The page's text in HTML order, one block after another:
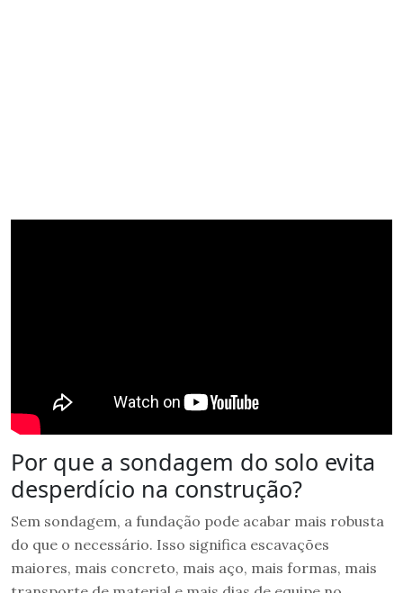
Por que a sondagem do solo evita
desperdício na construção?
Sem sondagem, a fundação pode acabar mais robusta
do que o necessário. Isso significa escavações
maiores, mais concreto, mais aço, mais formas, mais